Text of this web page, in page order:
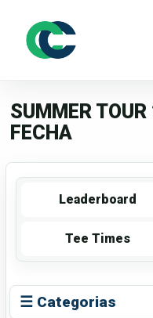
SUMMER
FECHA
Leaderboard
Tee Times
☰ Categorias